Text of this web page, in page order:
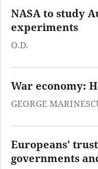
NASA to study
experiments
O.D.
War economy:
GEORGE
Europeans'
governments